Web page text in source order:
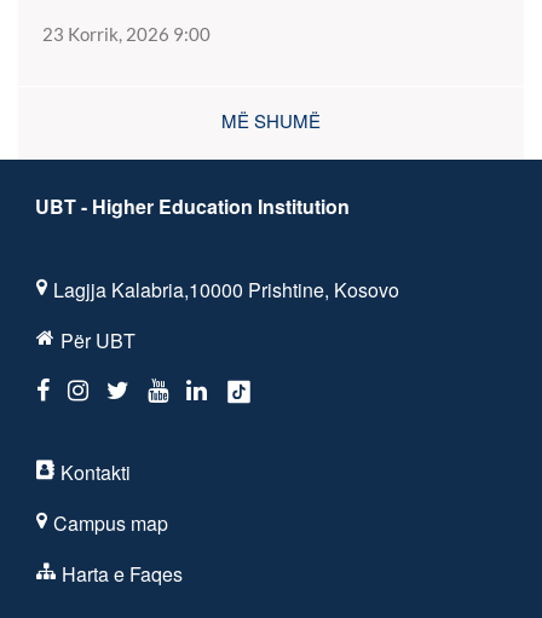
23 Korrik, 2026 9:00
MË SHUMË
UBT - Higher Education Institution
Lagjja Kalabria,10000 Prishtine, Kosovo
Për UBT
Kontakti
Campus map
Harta e Faqes